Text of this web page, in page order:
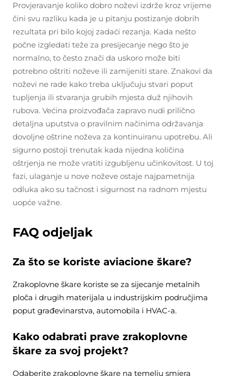
Provjeravanje koliko dobro noževi izdrže kroz vrijeme
čini svu razliku kada je u pitanju postizanje dobrih
rezultata pri bilo kojoj zadaći rezanja. Kada nešto
počne izgledati teže za presijecanje nego što je
normalno, to često znači da uskoro može biti
potrebno oštriti noževe ili zamijeniti stare. Znakovi da
noževi ne rade kako treba uključuju stvari poput
tupljenja ili stvaranja grubih mjesta duž njihovih
rubova. Većina proizvođača zapravo nudi prilično
detaljna uputstva o pravilnim načinima održavanja
dovoljne oštrine noževa za kontinuiranu upotrebu. Ali
sigurno postoji trenutak kada nijedna količina
oštrjenja ne može vratiti izgubljenu učinkovitost. U toj
fazi, ulaganje u nove noževe ostaje najpametnija
odluka ako su tačnost i sigurnost na radnom mjestu
uopće važne.
FAQ odjeljak
Za što se koriste aviacione škare?
Zrakoplovne škare koriste se za sijecanje metalnih
ploča i drugih materijala u industrijskim područjima
poput građevinarstva, automobila i HVAC-a.
Kako odabrati prave zrakoplovne
škare za svoj projekt?
Odaberite zrakoplovne škare na temelju smjera